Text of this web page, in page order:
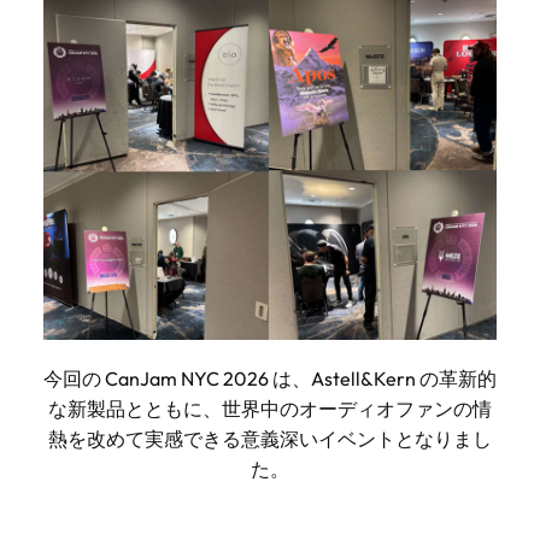
今回の CanJam NYC 2026 は、Astell&Kern の革新的
な新製品とともに、世界中のオーディオファンの情
熱を改めて実感できる意義深いイベントとなりまし
た。